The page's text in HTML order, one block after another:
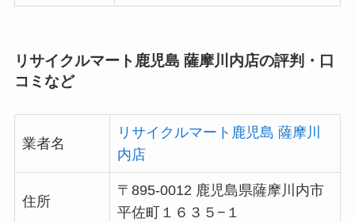
リサイクルマート鹿児島 薩摩川内店の評判・口
コミなど
業者名
リサイクルマート鹿児島 薩摩川
内店
住所
〒895-0012 鹿児島県薩摩川内市
平佐町１６３５−１